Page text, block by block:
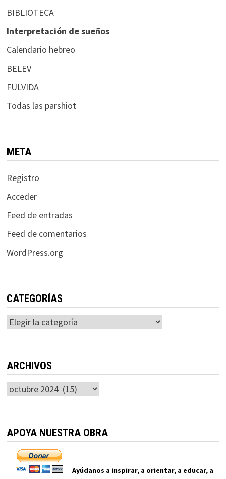
BIBLIOTECA
Interpretación de sueños
Calendario hebreo
BELEV
FULVIDA
Todas las parshiot
META
Registro
Acceder
Feed de entradas
Feed de comentarios
WordPress.org
CATEGORÍAS
Categorías
ARCHIVOS
Archivos
APOYA NUESTRA OBRA
Ayúdanos a inspirar, a orientar, a educar, a